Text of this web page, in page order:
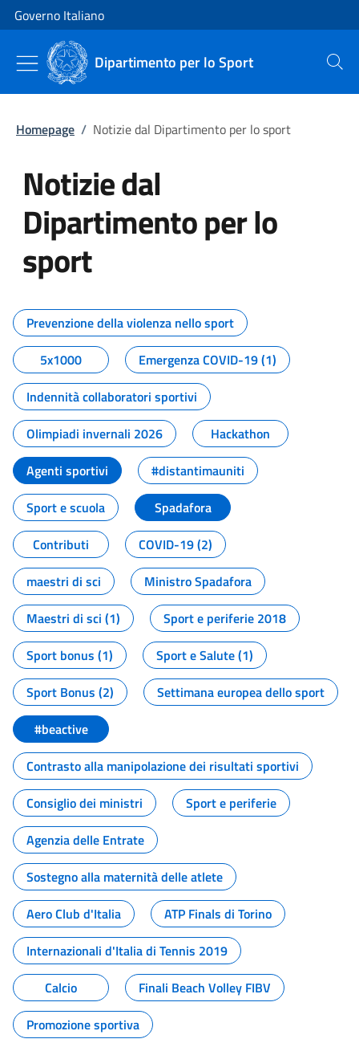
Vai al contenuto
Vai alla navigazione del sito
Governo Italiano
Dipartimento per lo Sport Cerca
Homepage / Notizie dal Dipartimento per lo sport
Notizie dal
Dipartimento per lo
sport
Tutti i contenuti della pagina
Prevenzione della violenza nello sport
5x1000
Emergenza COVID-19 (1)
Indennità collaboratori sportivi
Olimpiadi invernali 2026
Hackathon
Agenti sportivi
#distantimauniti
Sport e scuola
Spadafora
Contributi
COVID-19 (2)
maestri di sci
Ministro Spadafora
Maestri di sci (1)
Sport e periferie 2018
Sport bonus (1)
Sport e Salute (1)
Sport Bonus (2)
Settimana europea dello sport
#beactive
Contrasto alla manipolazione dei risultati sportivi
Consiglio dei ministri
Sport e periferie
Agenzia delle Entrate
Sostegno alla maternità delle atlete
Aero Club d'Italia
ATP Finals di Torino
Internazionali d'Italia di Tennis 2019
Calcio
Finali Beach Volley FIBV
Promozione sportiva